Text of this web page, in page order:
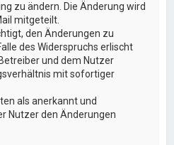
zu ändern. Die Änderung wird
mitgeteilt.
den Änderungen zu
des Widerspruchs erlischt
und dem Nutzer
mit sofortiger
als anerkannt und
Nutzer den Änderungen